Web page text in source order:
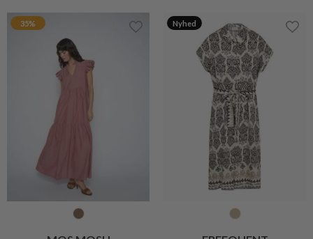
35% Nyhed